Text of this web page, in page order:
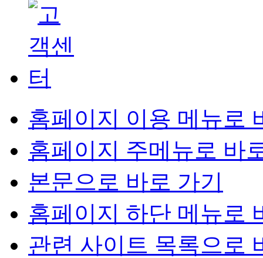
홈페이지 이용 메뉴로
홈페이지 주메뉴로 바
본문으로 바로 가기
홈페이지 하단 메뉴로
관련 사이트 목록으로